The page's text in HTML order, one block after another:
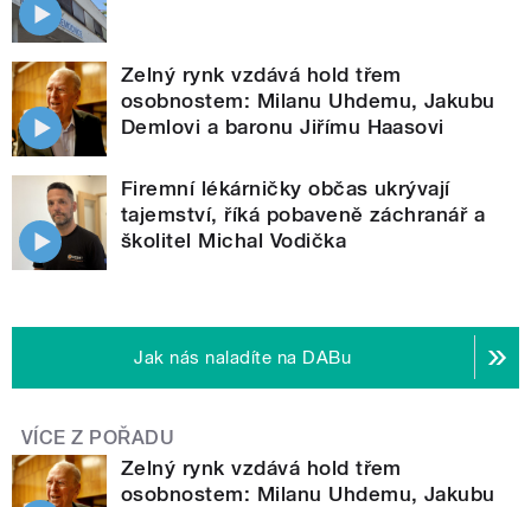
Zelný rynk vzdává hold třem
osobnostem: Milanu Uhdemu, Jakubu
Demlovi a baronu Jiřímu Haasovi
Firemní lékárničky občas ukrývají
tajemství, říká pobaveně záchranář a
školitel Michal Vodička
Jak nás naladíte na DABu
VÍCE Z POŘADU
Zelný rynk vzdává hold třem
osobnostem: Milanu Uhdemu, Jakubu